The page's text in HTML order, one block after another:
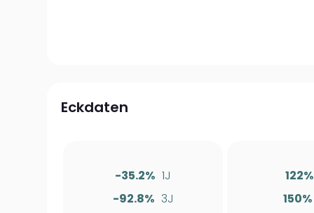
Eckdaten
-35.2% 1J
-92.8% 3J
122%
150%